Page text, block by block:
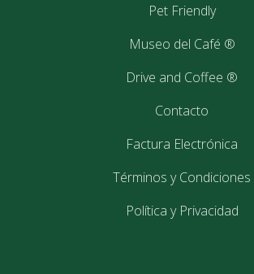
Pet Friendly
Museo del Café ®
Drive and Coffee ®
Contacto
Factura Electrónica
Términos y Condiciones
Política y Privacidad